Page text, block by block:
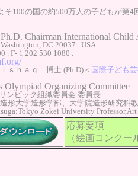
そ100の国の約500万人の子どもが第
Chairman International Child
DC 20037 . USA .
. F- 1 202 530 1080 .
ｓｈａｑ 博士 (Ph.D)＜ 国際子ども
Olympiad Organizing Committee
ンピック組織委員会 委員長
形大学造形学部、大学院造形研究科
Zokei University
応募要項
（絵画コンクー